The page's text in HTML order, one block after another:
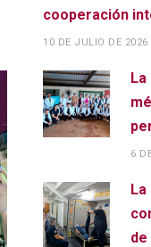
cooperación
10 DE JULIO DE 2026
La
6